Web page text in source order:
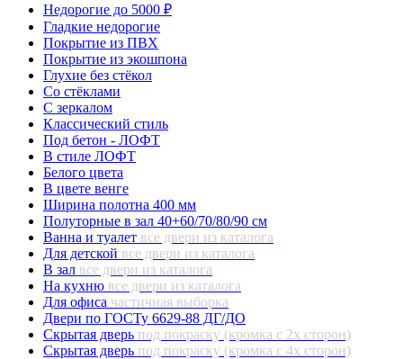
Недорогие до 5000 ₽
Гладкие недорогие
Покрытие из ПВХ
Покрытие из экошпона
Глухие без стёкол
Со стёклами
С зеркалом
Классический стиль
Под бетон - ЛОФТ
В стиле ЛОФТ
Белого цвета
В цвете венге
Ширина полотна 400 мм
Полуторные в зал 40+60/70/80/90 см
Ванна и туалет все двери из каталога
Для детской все двери из каталога
В зал все двери из каталога
На кухню все двери из каталога
Для офиса частичная выборка
Двери по ГОСТу 6629-88 ДГ/ДО
Скрытая дверь под покраску (кромка с 2х сторон)
Скрытая дверь под покраску (кромка с 4х сторон)